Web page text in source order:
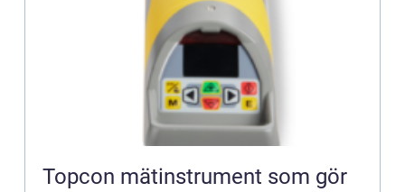
Topcon mätinstrument som gör